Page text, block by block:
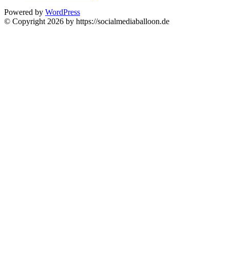
Powered by WordPress
© Copyright 2026 by https://socialmediaballoon.de